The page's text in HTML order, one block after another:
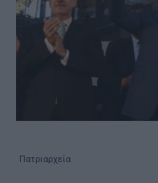
Πατριαρχεία